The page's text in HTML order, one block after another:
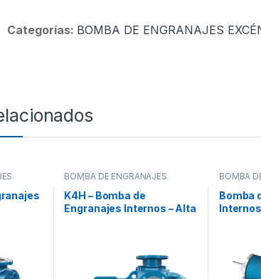
Categorías: BOMBA DE ENGRANAJES
BOMBA DE ENGRANAJES
EXCÉNTRICA INTERNA
BOMBAS
K4H – Bomba de
Engranajes Internos – Alta
BOMBA
BOMBAS
Bomba